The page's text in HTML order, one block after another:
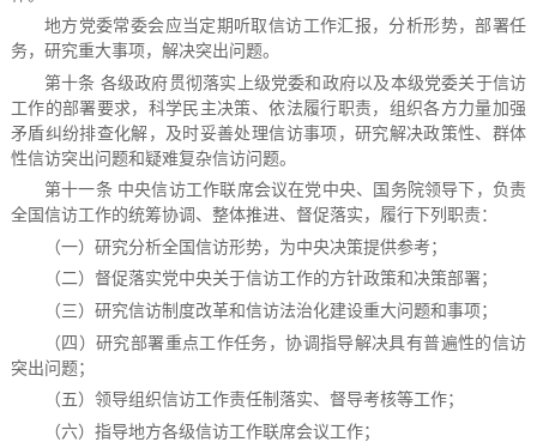
地方党委常委会应当定期听取信访工作汇报，分析形势，部署任
务，研究重大事项，解决突出问题。
第十条 各级政府贯彻落实上级党委和政府以及本级党委关于信访
工作的部署要求，科学民主决策、依法履行职责，组织各方力量加强
矛盾纠纷排查化解，及时妥善处理信访事项，研究解决政策性、群体
性信访突出问题和疑难复杂信访问题。
第十一条 中央信访工作联席会议在党中央、国务院领导下，负责
全国信访工作的统筹协调、整体推进、督促落实，履行下列职责：
（一）研究分析全国信访形势，为中央决策提供参考；
（二）督促落实党中央关于信访工作的方针政策和决策部署；
（三）研究信访制度改革和信访法治化建设重大问题和事项；
（四）研究部署重点工作任务，协调指导解决具有普遍性的信访
突出问题；
（五）领导组织信访工作责任制落实、督导考核等工作；
（六）指导地方各级信访工作联席会议工作；